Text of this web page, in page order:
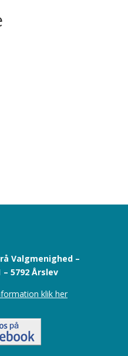
Valgmenighed –
–5792 Årslev
klik her